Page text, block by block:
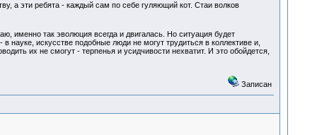
а эти ребята - каждый сам по себе гуляющий кот. Стаи волков
именно так эволюция всегда и двигалась. Но ситуация будет
науке, искусстве подобные люди не могут трудиться в коллективе и,
их не смогут - терпенья и усидчивости нехватит. И это обойдется,
Записан